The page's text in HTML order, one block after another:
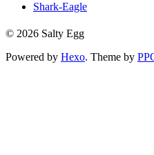
Shark-Eagle
© 2026 Salty Egg
Powered by Hexo. Theme by